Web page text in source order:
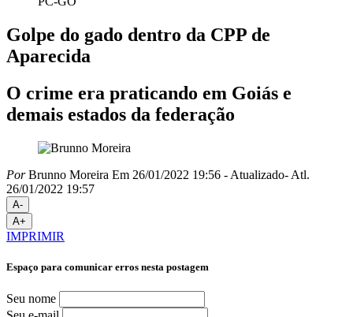
Golpe do gado dentro da CPP de
Aparecida
O crime era praticando em Goiás e
demais estados da federação
PorBrunno Moreira Em 26/01/2022 19:56 - Atualizado- Atl.
26/01/2022 19:57
A-
A+
IMPRIMIR
Espaço para comunicar erros nesta postagem
Seu nome